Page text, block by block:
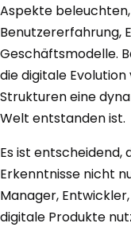
Aspekte
Benutzererfahrung,
Geschäftsmodelle.
die digitale
Strukturen eine
Welt entstanden ist.
Es ist entscheidend,
Erkenntnisse nicht
Manager,
digitale Produkte